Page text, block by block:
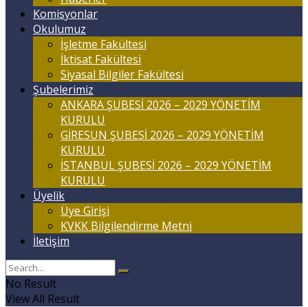
Komisyonlar
Okulumuz
İşletme Fakültesi
İktisat Fakültesi
Siyasal Bilgiler Fakültesi
Şubelerimiz
ANKARA ŞUBESİ 2026 – 2029 YÖNETİM
KURULU
GİRESUN ŞUBESİ 2026 – 2029 YÖNETİM
KURULU
İSTANBUL ŞUBESİ 2026 – 2029 YÖNETİM
KURULU
Üyelik
Üye Girişi
KVKK Bilgilendirme Metni
İletişim
No Result
View All Result